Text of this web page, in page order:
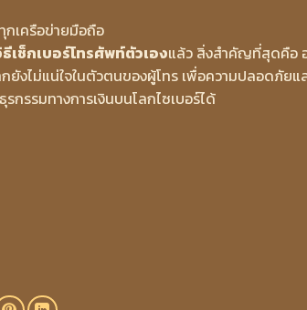
กเครือข่ายมือถือ
เช็กเบอร์โทรศัพท์ตัวเองแล้ว สิ่งสำคัญที่สุดคือ
ยังไม่แน่ใจในตัวตนของผู้โทร เพื่อความปลอดภัยแ
กรรมทางการเงินบนโลกไซเบอร์ได้